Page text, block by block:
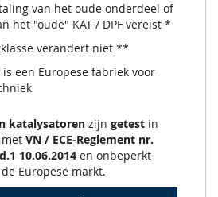
van het oude onderdeel of
het "oude" KAT / DPF vereist *
verandert niet **
een Europese fabriek voor
katalysatoren zijn getest in
VN / ECE-Reglement nr.
10.06.2014 en onbeperkt
Europese markt.